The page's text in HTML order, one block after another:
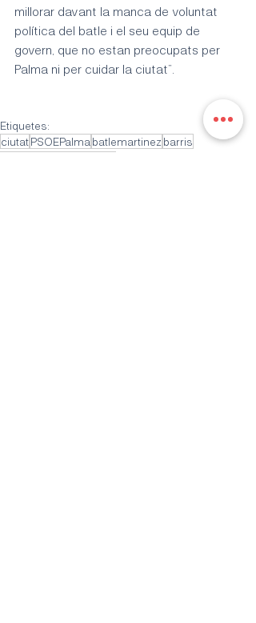
millorar davant la manca de voluntat
política del batle i el seu equip de
govern, que no estan preocupats per
Palma ni per cuidar la ciutat”.
Etiquetes:
ciutatPSOEPalma batlemartinez barris